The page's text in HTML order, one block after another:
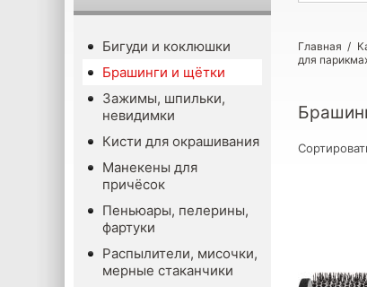
Бигуди и коклюшки
Брашинги и щётки
Зажимы, шпильки,
невидимки
Кисти для окрашивания
Манекены для
причёсок
Пеньюары, пелерины,
фартуки
Распылители, мисочки,
мерные стаканчики
Главная /
для